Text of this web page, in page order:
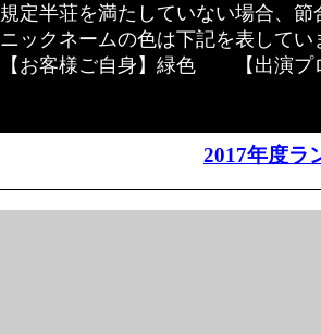
規定半荘を満たしていない場合、
ニックネームの色は下記を表してい
【お客様ご自身】緑色 【出演
2017年度ラ